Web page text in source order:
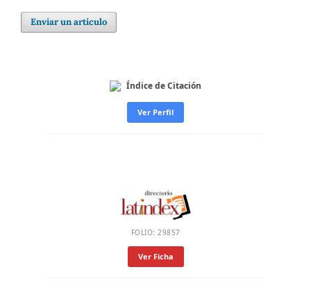
Enviar un artículo
Índice de Citación
Ver Perfil
FOLIO: 29857
Ver Ficha